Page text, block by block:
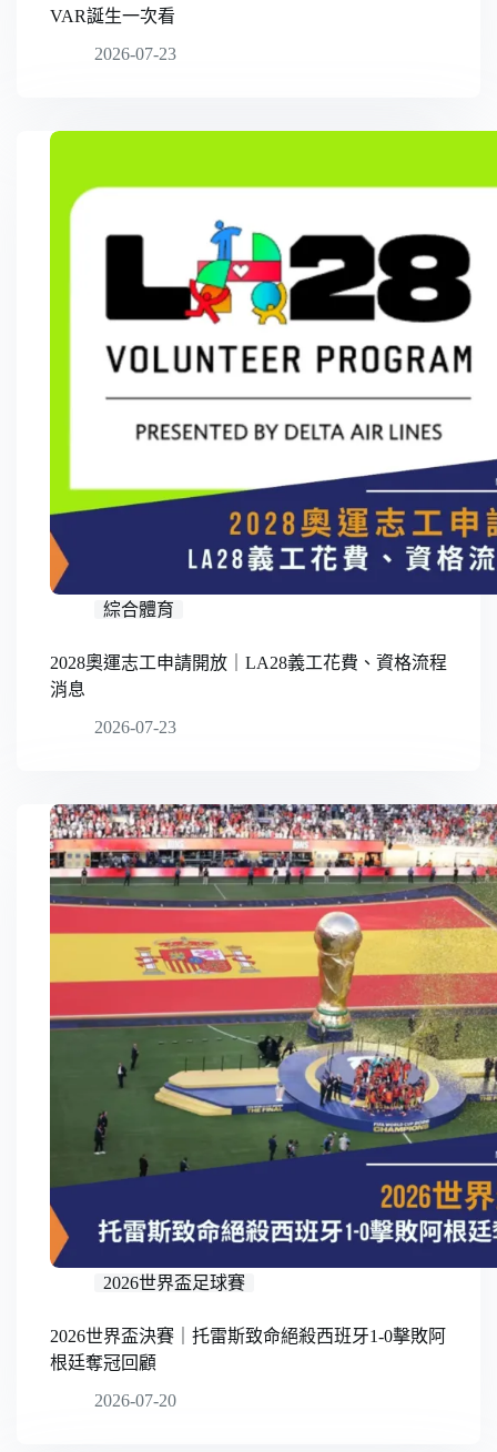
VAR誕生一次看
2026-07-23
綜合體育
2028奧運志工申請開放｜LA28義工花費、資格流程
消息
2026-07-23
2026世界盃足球賽
2026世界盃決賽｜托雷斯致命絕殺西班牙1-0擊敗阿
根廷奪冠回顧
2026-07-20